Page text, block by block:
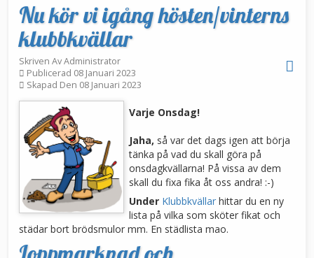
Nu kör vi igång hösten/vinterns
klubbkvällar
Skriven AvAdministrator
Publicerad 08 Januari 2023
Skapad Den 08 Januari 2023
Varje Onsdag!
Jaha, så var det dags igen att börja
tänka på vad du skall göra på
onsdagkvällarna! På vissa av dem
skall du fixa fika åt oss andra! :-)
Under Klubbkvällar hittar du en ny
lista på vilka som sköter fikat och
städar bort brödsmulor mm. En städlista mao.